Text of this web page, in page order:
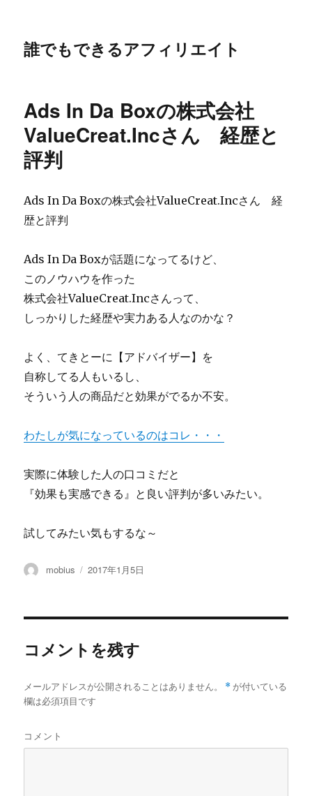
誰でもできるアフィリエイト
Ads In Da Boxの株式会社
ValueCreat.Incさん 経歴と
評判
Ads In Da Boxの株式会社ValueCreat.Incさん 経
歴と評判
Ads In Da Boxが話題になってるけど、
このノウハウを作った
株式会社ValueCreat.Incさんって、
しっかりした経歴や実力ある人なのかな？
よく、てきとーに【アドバイザー】を
自称してる人もいるし、
そういう人の商品だと効果がでるか不安。
わたしが気になっているのはコレ・・・
実際に体験した人の口コミだと
『効果も実感できる』と良い評判が多いみたい。
試してみたい気もするな～
投
mobius
投
2017年1月5日
コメントを残す
メールアドレスが公開されることはありません。 * が付いている
欄は必須項目です
コメント